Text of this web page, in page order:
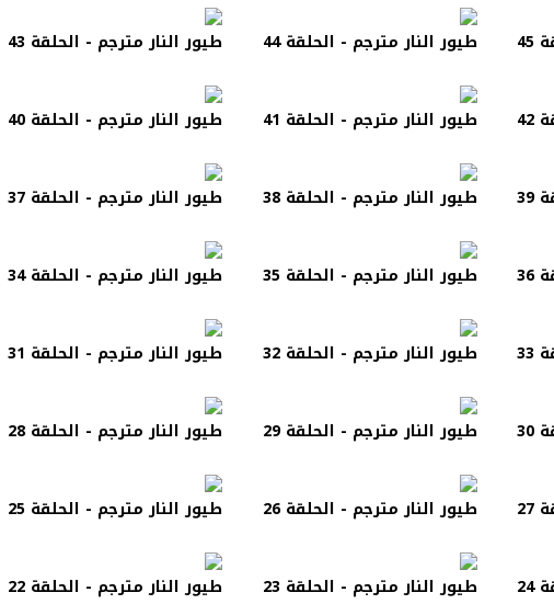
طيور النار مترجم - الحلقة 44 طيور النار مترجم - الحلقة 43
طيور النار مترجم - الحلقة 41 طيور النار مترجم - الحلقة 40
طيور النار مترجم - الحلقة 38 طيور النار مترجم - الحلقة 37
طيور النار مترجم - الحلقة 35 طيور النار مترجم - الحلقة 34
طيور النار مترجم - الحلقة 32 طيور النار مترجم - الحلقة 31
طيور النار مترجم - الحلقة 29 طيور النار مترجم - الحلقة 28
طيور النار مترجم - الحلقة 26 طيور النار مترجم - الحلقة 25
طيور النار مترجم - الحلقة 23 طيور النار مترجم - الحلقة 22